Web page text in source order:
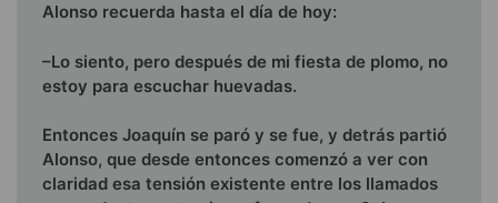
Alonso recuerda hasta el día de hoy:
–Lo siento, pero después de mi fiesta de plomo, no
estoy para escuchar huevadas.
Entonces Joaquín se paró y se fue, y detrás partió
Alonso, que desde entonces comenzó a ver con
claridad esa tensión existente entre los llamados